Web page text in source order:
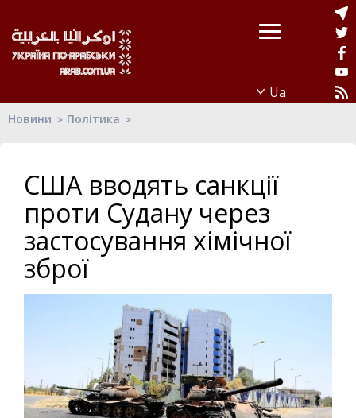
Новини Політика
США вводять санкції
проти Судану через
застосування хімічної
зброї